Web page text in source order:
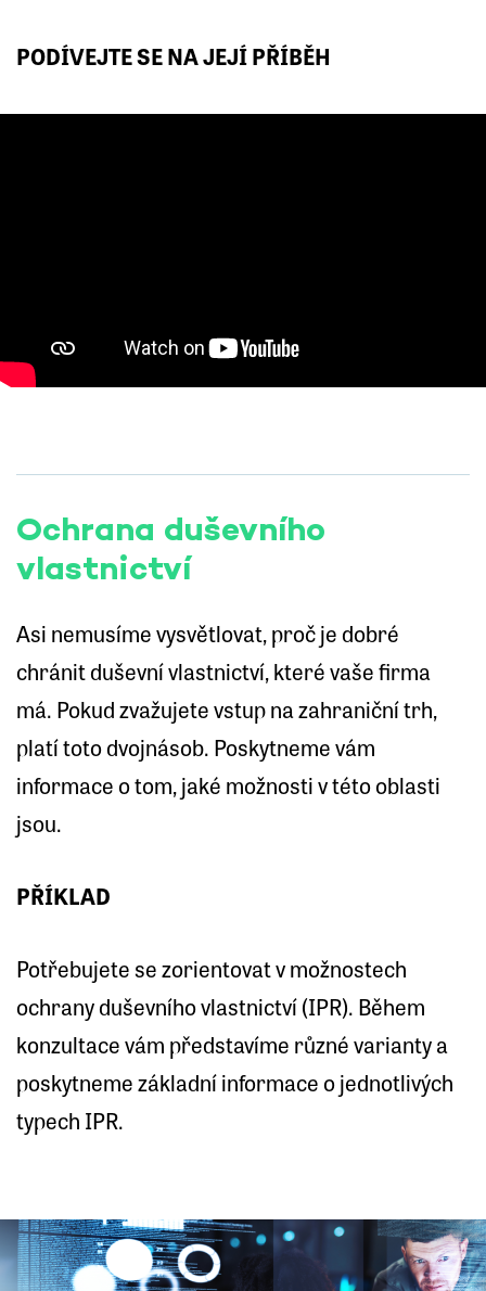
PODÍVEJTE SE NA JEJÍ PŘÍBĚH
Ochrana duševního
vlastnictví
Asi nemusíme vysvětlovat, proč je dobré
chránit duševní vlastnictví, které vaše firma
má. Pokud zvažujete vstup na zahraniční trh,
platí toto dvojnásob. Poskytneme vám
informace o tom, jaké možnosti v této oblasti
jsou.
PŘÍKLAD
Potřebujete se zorientovat v možnostech
ochrany duševního vlastnictví (IPR). Během
konzultace vám představíme různé varianty a
poskytneme základní informace o jednotlivých
typech IPR.